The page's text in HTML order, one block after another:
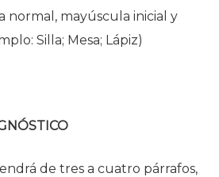
normal, mayúscula inicial y
Silla; Mesa; Lápiz)
de tres a cuatro párrafos,